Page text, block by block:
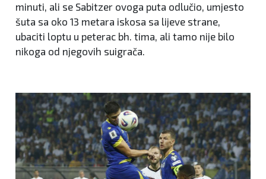
minuti, ali se Sabitzer ovoga puta odlučio, umjesto
šuta sa oko 13 metara iskosa sa lijeve strane,
ubaciti loptu u peterac bh. tima, ali tamo nije bilo
nikoga od njegovih suigrača.